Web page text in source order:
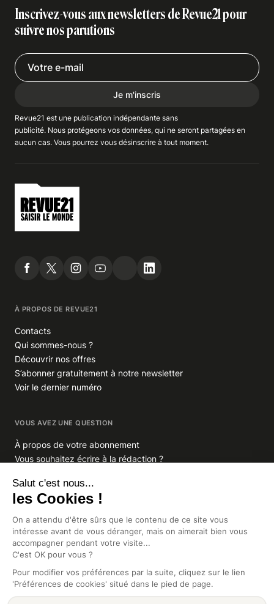
Inscrivez-vous aux newsletters de Revue21 pour
suivre nos parutions
Je m'inscris
Revue21 est une publication indépendante sans
publicité. Nous protégeons vos données, qui ne seront partagées en
aucun cas. Vous pourrez vous désinscrire à tout moment.
À PROPOS DE REVUE21
Contacts
Qui sommes-nous ?
Découvrir nos offres
S’abonner gratuitement à notre newsletter
Voir le dernier numéro
VOUS AVEZ UNE QUESTION
À propos de votre abonnement
Vous souhaitez écrire à la rédaction ?
GROUPE INDIGO PUBLICATIONS
En savoir plus sur Indigo Publications
La Lettre
Glitz.paris
Africa Intelligence
Intelligence Online